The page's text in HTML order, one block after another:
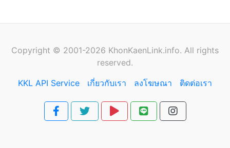
Copyright © 2001-2026 KhonKaenLink.info. All rights
reserved.
KKL API Service
เกี่ยวกับเรา ลงโฆษณา ติดต่อเรา